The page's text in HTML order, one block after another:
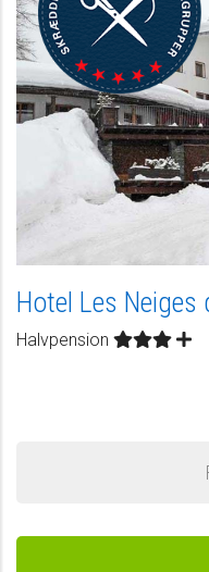
Hotel Les Neiges
Halvpension